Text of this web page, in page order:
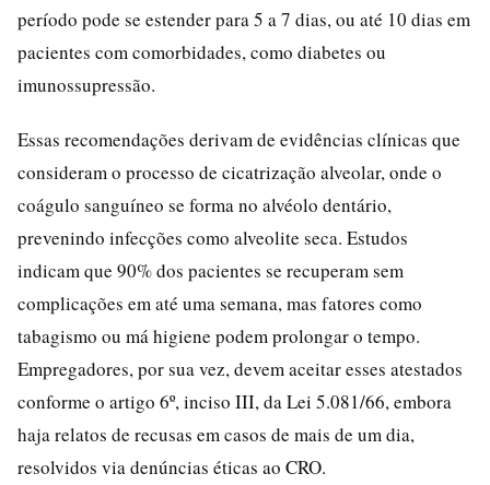
período pode se estender para 5 a 7 dias, ou até 10 dias em
pacientes com comorbidades, como diabetes ou
imunossupressão.
Essas recomendações derivam de evidências clínicas que
consideram o processo de cicatrização alveolar, onde o
coágulo sanguíneo se forma no alvéolo dentário,
prevenindo infecções como alveolite seca. Estudos
indicam que 90% dos pacientes se recuperam sem
complicações em até uma semana, mas fatores como
tabagismo ou má higiene podem prolongar o tempo.
Empregadores, por sua vez, devem aceitar esses atestados
conforme o artigo 6º, inciso III, da Lei 5.081/66, embora
haja relatos de recusas em casos de mais de um dia,
resolvidos via denúncias éticas ao CRO.